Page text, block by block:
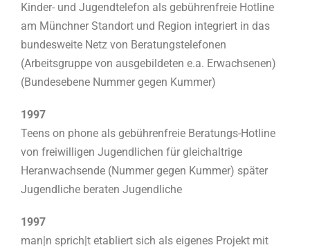
Kinder- und Jugendtelefon als gebührenfreie Hotline
am Münchner Standort und Region integriert in das
bundesweite Netz von Beratungstelefonen
(Arbeitsgruppe von ausgebildeten e.a. Erwachsenen)
(Bundesebene Nummer gegen Kummer)
1997
Teens on phone als gebührenfreie Beratungs-Hotline
von freiwilligen Jugendlichen für gleichaltrige
Heranwachsende (Nummer gegen Kummer) später
Jugendliche beraten Jugendliche
1997
man|n sprich|t etabliert sich als eigenes Projekt mit